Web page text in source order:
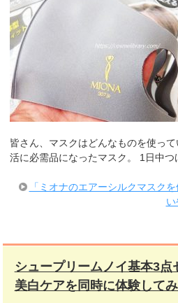
皆さん、マスクはどんなものを使っ
活に必需品になったマスク。 1日中つ
「ミオナのエアーシルクマスク
シュープリームノイ基本3点
美白ケアを同時に体験してみ